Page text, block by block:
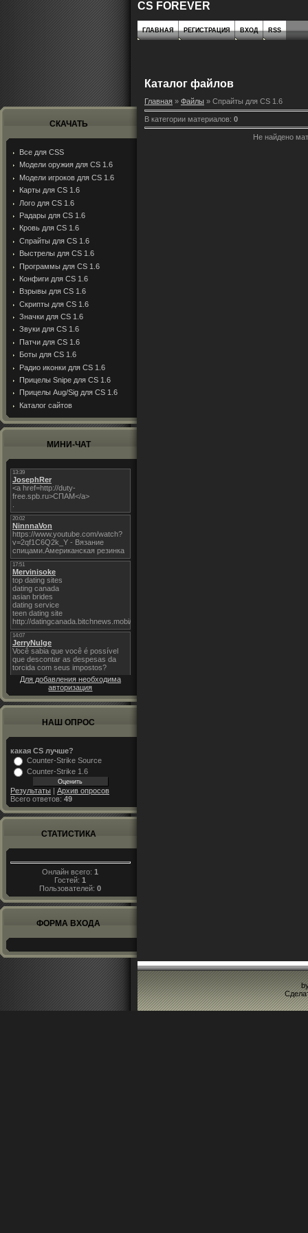
СКАЧАТЬ
Все для CSS
Модели оружия для CS 1.6
Модели игроков для CS 1.6
Карты для CS 1.6
Лого для CS 1.6
Радары для CS 1.6
Кровь для CS 1.6
Спрайты для CS 1.6
Выстрелы для CS 1.6
Программы для CS 1.6
Конфиги для CS 1.6
Взрывы для CS 1.6
Скрипты для CS 1.6
Значки для CS 1.6
Звуки для CS 1.6
Патчи для CS 1.6
Боты для CS 1.6
Радио иконки для CS 1.6
Прицелы Snipe для CS 1.6
Прицелы Aug/Sig для CS 1.6
Каталог сайтов
МИНИ-ЧАТ
Для добавления необходима
авторизация
НАШ ОПРОС
какая CS лучше?
Counter-Strike Source
Counter-Strike 1.6
Результаты | Архив опросов
Всего ответов: 49
СТАТИСТИКА
Онлайн всего:1
Гостей:1
Пользователей:0
ФОРМА ВХОДА
CS FOREVER
ГЛАВНАЯ РЕГИСТРАЦИЯ ВХОД RSS
Каталог файлов
Главная » Файлы » Спрайты для CS 1.6
В категории материалов: 0
Не найдено